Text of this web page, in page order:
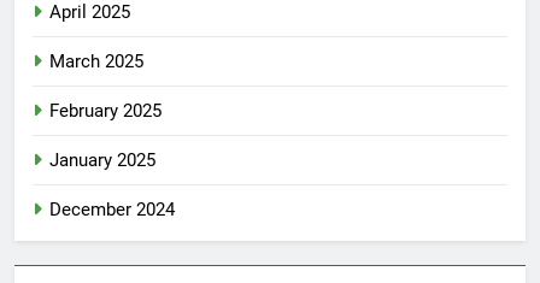
April 2025
March 2025
February 2025
January 2025
December 2024